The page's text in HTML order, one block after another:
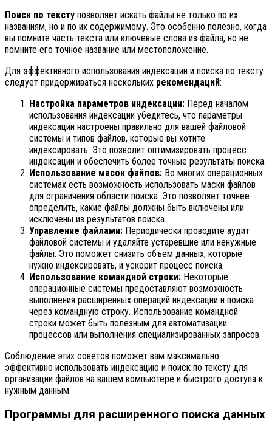
Поиск по тексту позволяет искать файлы не только по их
названиям, но и по их содержимому. Это особенно полезно, когда
вы помните часть текста или ключевые слова из файла, но не
помните его точное название или местоположение.
Для эффективного использования индексации и поиска по тексту
следует придерживаться нескольких рекомендаций:
Настройка параметров индексации: Перед началом
использования индексации убедитесь, что параметры
индексации настроены правильно для вашей файловой
системы и типов файлов, которые вы хотите
индексировать. Это позволит оптимизировать процесс
индексации и обеспечить более точные результаты поиска.
Использование масок файлов: Во многих операционных
системах есть возможность использовать маски файлов
для ограничения области поиска. Это позволяет точнее
определить, какие файлы должны быть включены или
исключены из результатов поиска.
Управление файлами: Периодически проводите аудит
файловой системы и удаляйте устаревшие или ненужные
файлы. Это поможет снизить объем данных, которые
нужно индексировать, и ускорит процесс поиска.
Использование командной строки: Некоторые
операционные системы предоставляют возможность
выполнения расширенных операций индексации и поиска
через командную строку. Использование командной
строки может быть полезным для автоматизации
процессов или выполнения специализированных запросов.
Соблюдение этих советов поможет вам максимально
эффективно использовать индексацию и поиск по тексту для
организации файлов на вашем компьютере и быстрого доступа к
нужным данным.
Программы для расширенного поиска данных